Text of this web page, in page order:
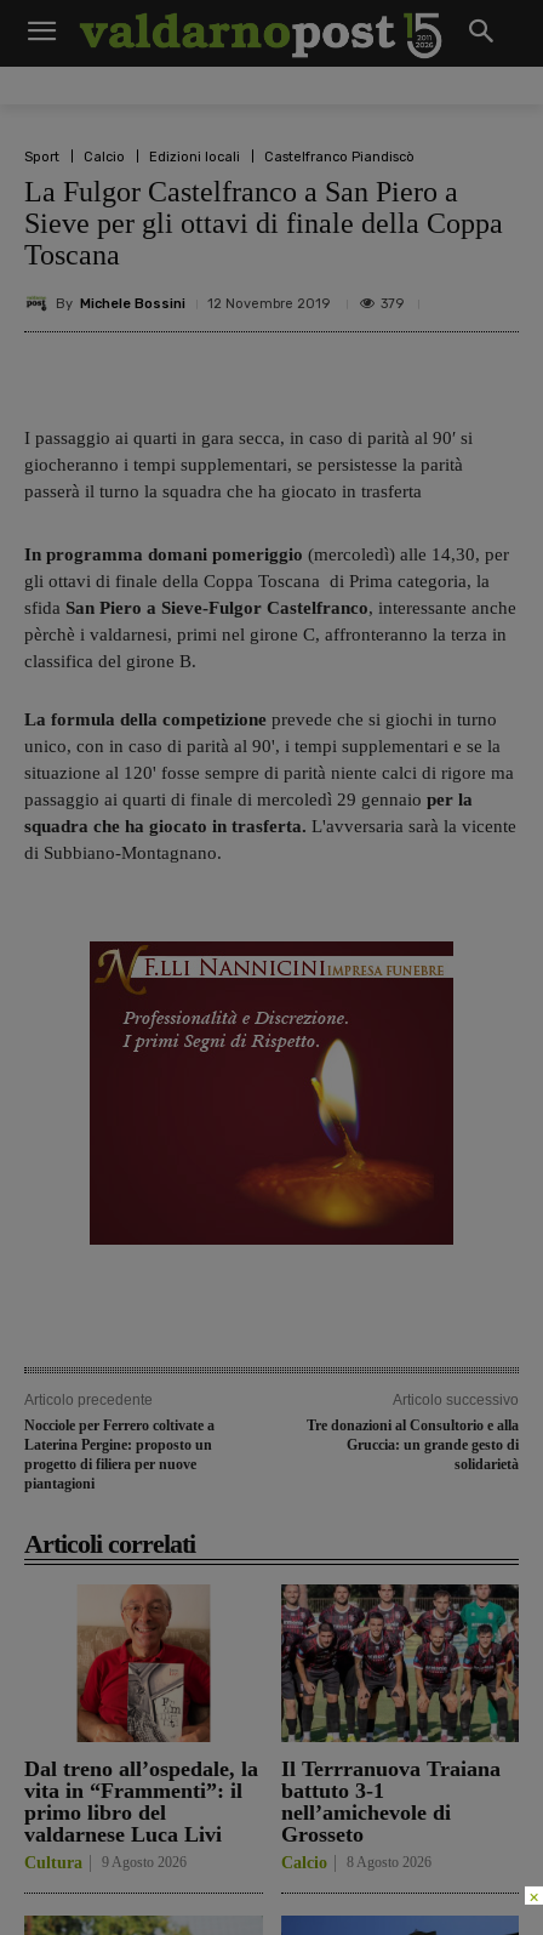
Sport Calcio Edizioni locali Castelfranco Piandiscò
La Fulgor Castelfranco a San Piero a
Sieve per gli ottavi di finale della Coppa
Toscana
By Michele Bossini 12 Novembre 2019 379
I passaggio ai quarti in gara secca, in caso di parità al 90′ si
giocheranno i tempi supplementari, se persistesse la parità
passerà il turno la squadra che ha giocato in trasferta
In programma domani pomeriggio (mercoledì) alle 14,30, per
gli ottavi di finale della Coppa Toscana di Prima categoria, la
sfida San Piero a Sieve-Fulgor Castelfranco, interessante anche
pèrchè i valdarnesi, primi nel girone C, affronteranno la terza in
classifica del girone B.
La formula della competizione prevede che si giochi in turno
unico, con in caso di parità al 90', i tempi supplementari e se la
situazione al 120' fosse sempre di parità niente calci di rigore ma
passaggio ai quarti di finale di mercoledì 29 gennaio per la
squadra che ha giocato in trasferta. L'avversaria sarà la vicente
di Subbiano-Montagnano.
Articolo precedente
Nocciole per Ferrero coltivate a
Laterina Pergine: proposto un
progetto di filiera per nuove
piantagioni
Articolo successivo
Tre donazioni al Consultorio e alla
Gruccia: un grande gesto di
solidarietà
Articoli correlati
Dal treno all’ospedale, la
vita in “Frammenti”: il
primo libro del
valdarnese Luca Livi
Cultura 9 Agosto 2026
Il Terrranuova Traiana
battuto 3-1
nell’amichevole di
Grosseto
Calcio 8 Agosto 2026
×